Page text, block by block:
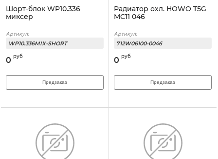
Шорт-блок WP10.336
миксер
Артикул:
WP10.336MIX-SHORT
0 руб
Предзаказ
Радиатор охл. HOWO T5G
MC11 046
Артикул:
712W06100-0046
0 руб
Предзаказ